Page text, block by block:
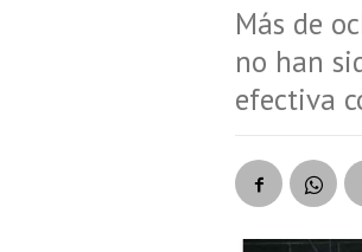
Más de
no han
efectiva